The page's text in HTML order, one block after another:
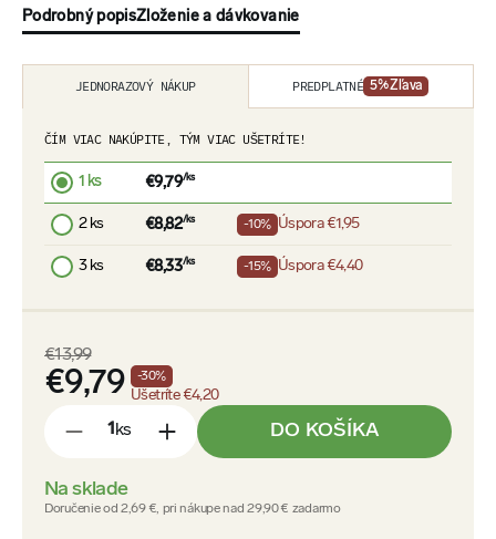
Podrobný popisZloženie a dávkovanie
JEDNORAZOVÝ NÁKUP PREDPLATNÉ 5% Zľava
ČÍM VIAC NAKÚPITE, TÝM VIAC UŠETRÍTE!
1 ks €9,79/ks
2 ks €8,82/ks -10% Úspora €1,95
3 ks €8,33/ks -15% Úspora €4,40
€9,79
€13,99
-30%
Ušetríte €4,20
- ks DO KOŠÍKA
Na sklade
Doručenie od 2,69 €, pri nákupe nad 29,90 € zadarmo